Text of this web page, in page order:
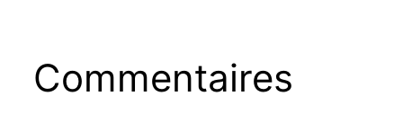
Commentaires